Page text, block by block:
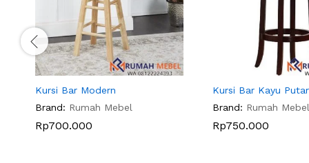
Kursi Bar Modern
Brand: Rumah Mebel
Rp700.000
Kursi Bar Kayu Putar
Brand: Rumah Mebel
Rp750.000